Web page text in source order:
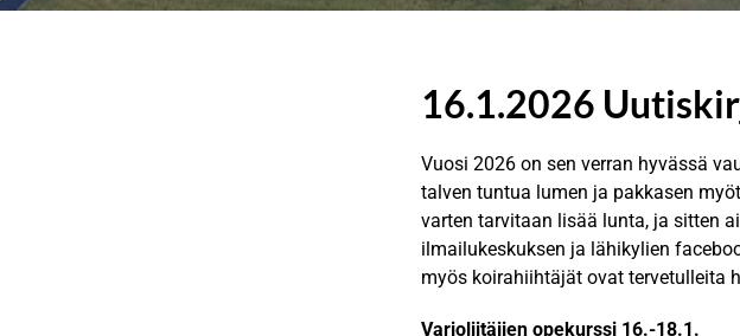
Räyskälään!
Räyskälään!
Räyskälään!
16.1.2026
Vuosi 2026 on sen verran hyvässä
talven tuntua lumen ja pakkasen
varten tarvitaan lisää lunta, ja sitten
ilmailukeskuksen ja lähikylien
myös koirahiihtäjät ovat tervetulleita
Varjoliitäjien opekurssi 16.-18.1.